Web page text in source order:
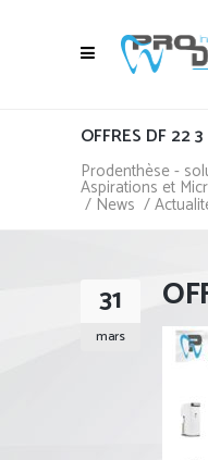
OFFRES DF 22 3
Prodenthèse -
Aspirations et
/ News /
31
mars